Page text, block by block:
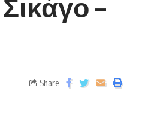
Share